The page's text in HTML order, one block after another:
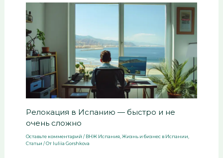
Релокация в Испанию — быстро и не
очень сложно
Оставьте комментарий /ВНЖ Испания Жизнь и бизнес в Испании
Статьи / От Iuliia Gorshkova